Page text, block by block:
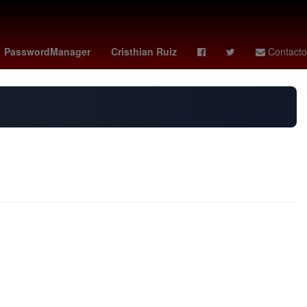
PasswordManager Cristhian Ruiz Contacto
- brentford fulham - newcastle horarios f1 burnley - wolves